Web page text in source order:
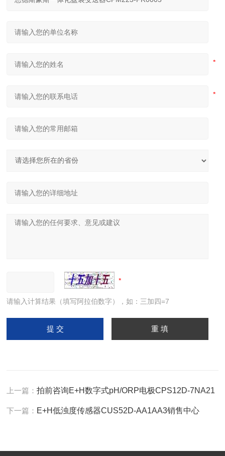
请输入计算结果（填写阿拉伯数字），如：三加四=7
上一篇：拍前咨询E+H数字式pH/ORP电极CPS12D-7NA21
下一篇： E+H低浊度传感器CUS52D-AA1AA3销售中心